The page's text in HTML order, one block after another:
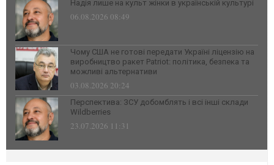
Надія лише на культ жінки в українській культурі
06.08.2026 08:49
Чому США не готові передати Україні ліцензію на
виробництво ракет Patriot: політика, безпека та
можливі альтернативи
03.08.2026 20:24
Перспектива: ЗСУ добомблять і всі інші склади
Wildberries
23.07.2026 11:31